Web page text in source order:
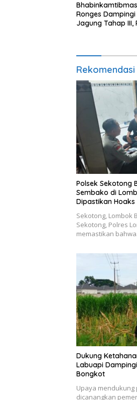
Ronges Dampingi
Jagung Tahap III,
Polsek Sekotong
Sembako di
Dipastikan Hoaks
Sekotong, Lombok
Sekotong, Polres
memastikan
Dukung
Labuapi
Bongkot
Upaya
dicanangkan